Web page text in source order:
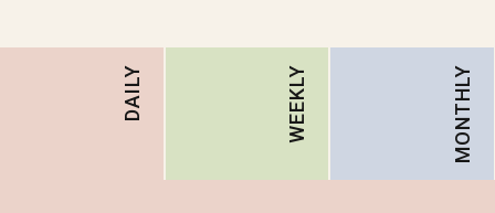
DAILY WEEKLY MONTHLY